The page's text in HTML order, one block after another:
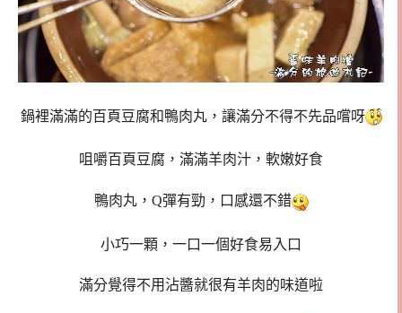
鍋裡滿滿的百頁豆腐和鴨肉丸，讓滿分不得不先品嚐呀
咀嚼百頁豆腐，滿滿羊肉汁，軟嫩好食
鴨肉丸，Q彈有勁，口感還不錯
小巧一顆，一口一個好食易入口
滿分覺得不用沾醬就很有羊肉的味道啦